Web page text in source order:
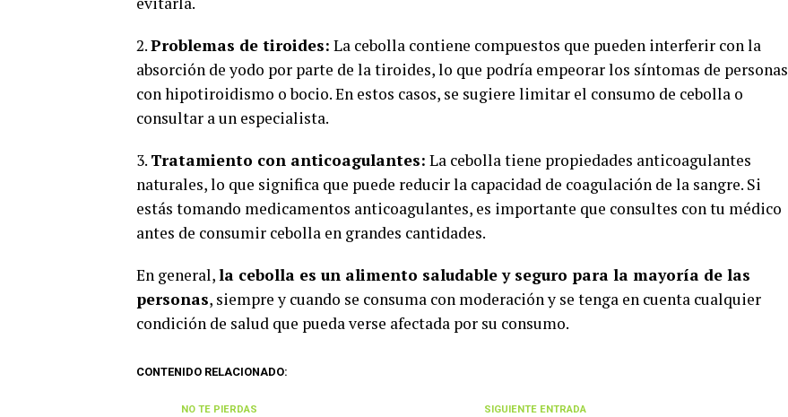
2.Problemas de tiroides: La cebolla contiene compuestos que pueden interferir con la
absorción de yodo por parte de la tiroides, lo que podría empeorar los síntomas de personas
con hipotiroidismo o bocio. En estos casos, se sugiere limitar el consumo de cebolla o
consultar a un especialista.
3. Tratamiento con anticoagulantes: La cebolla tiene propiedades anticoagulantes
naturales, lo que significa que puede reducir la capacidad de coagulación de la sangre. Si
estás tomando medicamentos anticoagulantes, es importante que consultes con tu médico
antes de consumir cebolla en grandes cantidades.
En general,la cebolla es un alimento saludable y seguro para la mayoría de las
personas, siempre y cuando se consuma con moderación y se tenga en cuenta cualquier
condición de salud que pueda verse afectada por su consumo.
CONTENIDO RELACIONADO:
SIGUIENTE ENTRADA
NO TE PIERDAS